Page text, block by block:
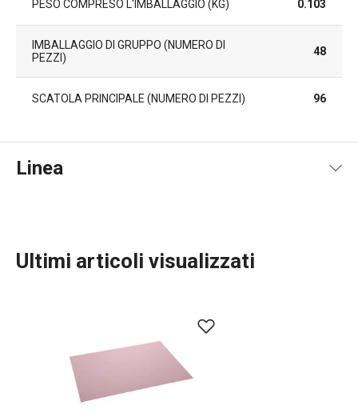
PESO COMPRESO L'IMBALLAGGIO (KG) 0.103
IMBALLAGGIO DI GRUPPO (NUMERO DI
PEZZI)
48
SCATOLA PRINCIPALE (NUMERO DI PEZZI) 96
Linea
Servire in tavola
Ultimi articoli visualizzati